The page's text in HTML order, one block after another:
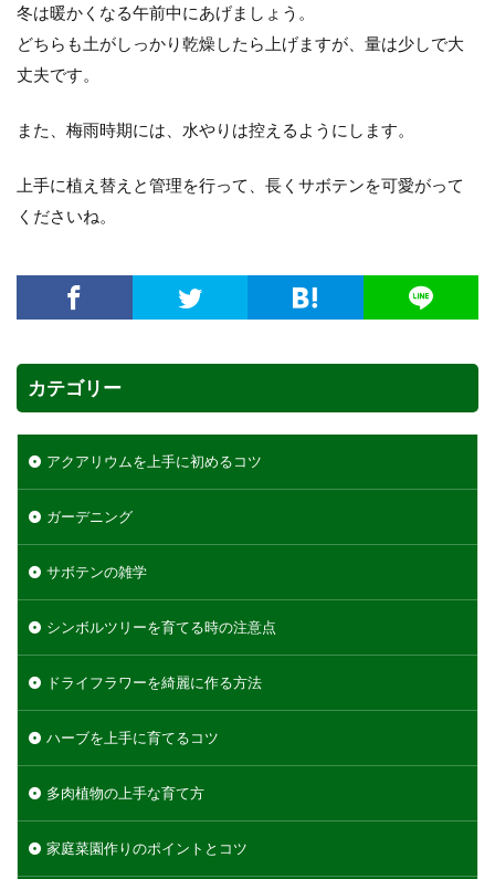
冬は暖かくなる午前中にあげましょう。
どちらも土がしっかり乾燥したら上げますが、量は少しで大
丈夫です。
また、梅雨時期には、水やりは控えるようにします。
上手に植え替えと管理を行って、長くサボテンを可愛がって
くださいね。
カテゴリー
アクアリウムを上手に初めるコツ
ガーデニング
サボテンの雑学
シンボルツリーを育てる時の注意点
ドライフラワーを綺麗に作る方法
ハーブを上手に育てるコツ
多肉植物の上手な育て方
家庭菜園作りのポイントとコツ